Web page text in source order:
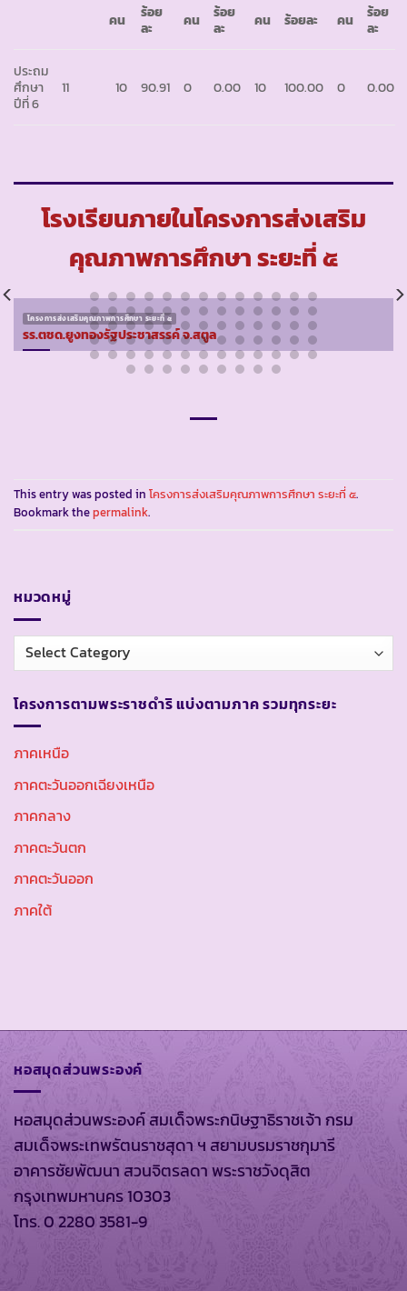
คน
ร้อย
ละ
คน
ร้อย
ละ
คน ร้อยละ คน
ร้อย
ละ
ประถม
ศึกษา
ปีที่ 6
11 10 90.91 0 0.00 10 100.00 0 0.00
โรงเรียนภายในโครงการส่งเสริม
คุณภาพการศึกษา ระยะที่ ๕
โครงการส่งเสริมคุณภาพการศึกษา ระยะที่ ๕
รร.ตชด.ยูงทองรัฐประชาสรรค์ จ.สตูล
This entry was posted in โครงการส่งเสริมคุณภาพการศึกษา ระยะที่ ๕.
Bookmark thepermalink.
หมวดหมู่
หมวด
หมู่
โครงการตามพระราชดำริ แบ่งตามภาค รวมทุกระยะ
ภาคเหนือ
ภาคตะวันออกเฉียงเหนือ
ภาคกลาง
ภาคตะวันตก
ภาคตะวันออก
ภาคใต้
หอสมุดส่วนพระองค์
หอสมุดส่วนพระองค์ สมเด็จพระกนิษฐาธิราชเจ้า กรม
สมเด็จพระเทพรัตนราชสุดา ฯ สยามบรมราชกุมารี
อาคารชัยพัฒนา สวนจิตรลดา พระราชวังดุสิต
กรุงเทพมหานคร 10303
โทร. 0 2280 3581-9